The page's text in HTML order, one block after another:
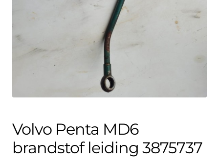
Volvo Penta MD6
brandstof leiding 3875737